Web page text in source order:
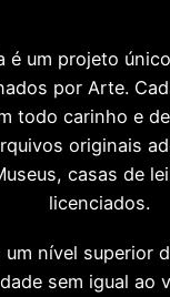
é um projeto
por Arte.
todo carinho e
originais
casas de
licenciados.
um nível superior
sem igual ao